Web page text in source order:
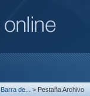
Barra de... > Pestaña Archivo